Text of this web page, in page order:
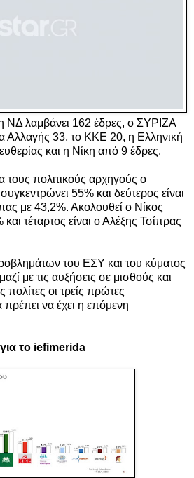
ΝΔ λαμβάνει 162 έδρες, ο ΣΥΡΙΖΑ
33, το ΚΚΕ 20, η Ελληνική
και η Νίκη από 9 έδρες.
τους πολιτικούς αρχηγούς ο
55% και δεύτερος είναι
με 43,2%. Ακολουθεί ο Νίκος
τέταρτος είναι ο Αλέξης Τσίπρας
του ΕΣΥ και του κύματος
με τις αυξήσεις σε μισθούς και
πολίτες οι τρείς πρώτες
να έχει η επόμενη
το iefimerida